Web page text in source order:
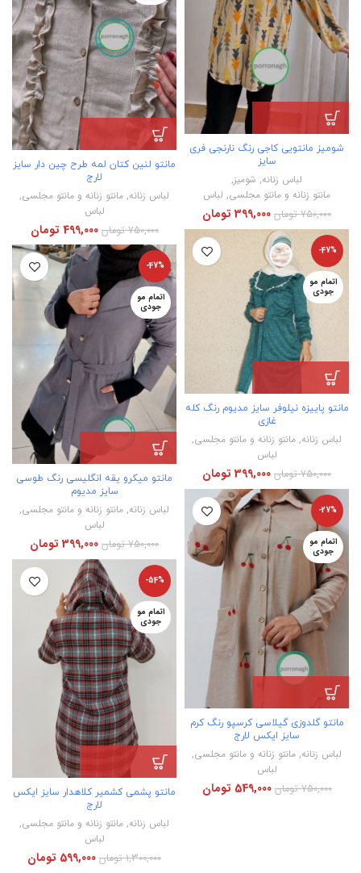
شومیز مانتویی کاجی رنگ نارنجی فری
سایز
لباس زنانه, شومیز,
مانتو زنانه و مانتو مجلسی, لباس
750,000 تومان 399,000 تومان
مانتو لنین کتان لمه طرح چین دار سایز
لارج
لباس زنانه, مانتو زنانه و مانتو مجلسی,
لباس
750,000 تومان 499,000 تومان
-47%
اتمام مو
جودی
مانتو پاییزه نیلوفر سایز مدیوم رنگ کله
غازی
لباس زنانه, مانتو زنانه و مانتو مجلسی,
لباس
750,000 تومان 399,000 تومان
-47%
اتمام مو
جودی
مانتو میکرو یقه انگلیسی رنگ طوسی
سایز مدیوم
لباس زنانه, مانتو زنانه و مانتو مجلسی,
لباس
750,000 تومان 399,000 تومان
-27%
اتمام مو
جودی
مانتو گلدوزی گیلاسی کرسپو رنگ کرم
سایز ایکس لارج
لباس زنانه, مانتو زنانه و مانتو مجلسی,
لباس
750,000 تومان 549,000 تومان
-54%
اتمام مو
جودی
مانتو پشمی کشمیر کلاهدار سایز ایکس
لارج
لباس زنانه, مانتو زنانه و مانتو مجلسی,
لباس
1,300,000 تومان 599,000 تومان